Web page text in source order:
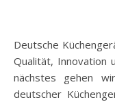
Deutsche Küchengeräte sind weltweit für ihre beispiellose
Qualität, Innovation
nächstes gehen
deutscher